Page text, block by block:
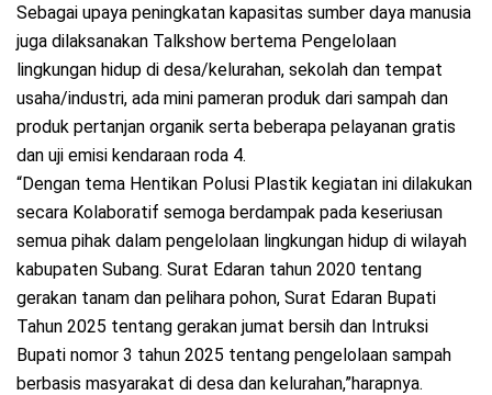
Sebagai upaya peningkatan kapasitas sumber daya manusia
juga dilaksanakan Talkshow bertema Pengelolaan
lingkungan hidup di desa/kelurahan, sekolah dan tempat
usaha/industri, ada mini pameran produk dari sampah dan
produk pertanjan organik serta beberapa pelayanan gratis
dan uji emisi kendaraan roda 4.
“Dengan tema Hentikan Polusi Plastik kegiatan ini dilakukan
secara Kolaboratif semoga berdampak pada keseriusan
semua pihak dalam pengelolaan lingkungan hidup di wilayah
kabupaten Subang. Surat Edaran tahun 2020 tentang
gerakan tanam dan pelihara pohon, Surat Edaran Bupati
Tahun 2025 tentang gerakan jumat bersih dan Intruksi
Bupati nomor 3 tahun 2025 tentang pengelolaan sampah
berbasis masyarakat di desa dan kelurahan,”harapnya.